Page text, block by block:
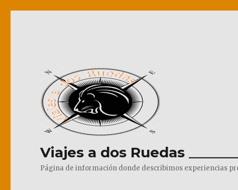
Viajes a dos Ruedas
Página de información donde describimos experiencias